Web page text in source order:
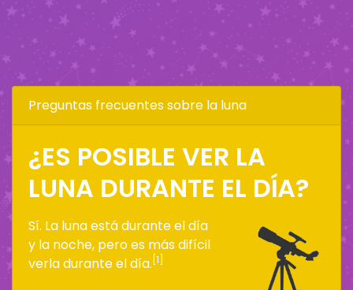
Preguntas frecuentes sobre la luna
¿ES POSIBLE VER LA
LUNA DURANTE EL DÍA?
Sí. La luna está durante el día
y la noche, pero es más difícil
verla durante el día. [1]